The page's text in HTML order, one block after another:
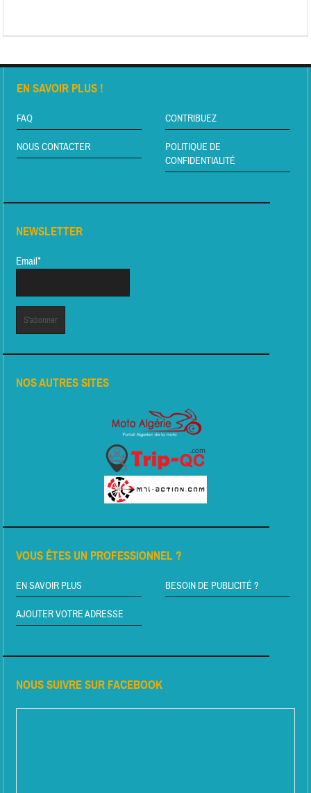
EN SAVOIR PLUS !
FAQ CONTRIBUEZ
NOUS CONTACTER
POLITIQUE DE
CONFIDENTIALITÉ
NEWSLETTER
Email*
NOS AUTRES SITES
VOUS ÊTES UN PROFESSIONNEL ?
EN SAVOIR PLUS BESOIN DE PUBLICITÉ ?
AJOUTER VOTRE ADRESSE
NOUS SUIVRE SUR FACEBOOK